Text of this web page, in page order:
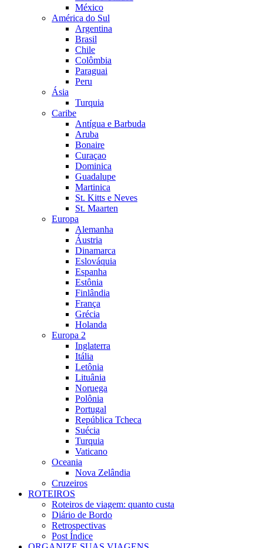
México
América do Sul
Argentina
Brasil
Chile
Colômbia
Paraguai
Peru
Ásia
Turquia
Caribe
Antígua e Barbuda
Aruba
Bonaire
Curaçao
Dominica
Guadalupe
Martinica
St. Kitts e Neves
St. Maarten
Europa
Alemanha
Áustria
Dinamarca
Eslováquia
Espanha
Estônia
Finlândia
França
Grécia
Holanda
Europa 2
Inglaterra
Itália
Letônia
Lituânia
Noruega
Polônia
Portugal
República Tcheca
Suécia
Turquia
Vaticano
Oceania
Nova Zelândia
Cruzeiros
ROTEIROS
Roteiros de viagem: quanto custa
Diário de Bordo
Retrospectivas
Post Índice